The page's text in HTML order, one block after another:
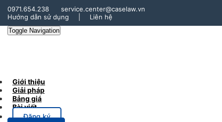
0971.654.238
service.center@caselaw.vn
Hướng dẫn sử dụng
Liên hệ
Toggle Navigation
Giới thiệu
Giải pháp
Bảng giá
Bài viết
Đăng ký